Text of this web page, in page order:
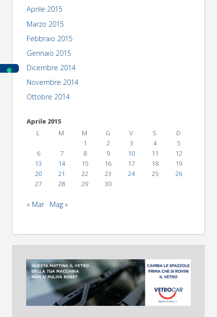
Aprile 2015
Marzo 2015
Febbraio 2015
Gennaio 2015
Dicembre 2014
Novembre 2014
Ottobre 2014
Aprile 2015
L
M M G V S
D
1
2 3 4
5
6
7 8 9 10 11
12
13
14 15 16 17 18
19
20
21 22 23 24 25
26
27
28 29 30
« Mar Mag »